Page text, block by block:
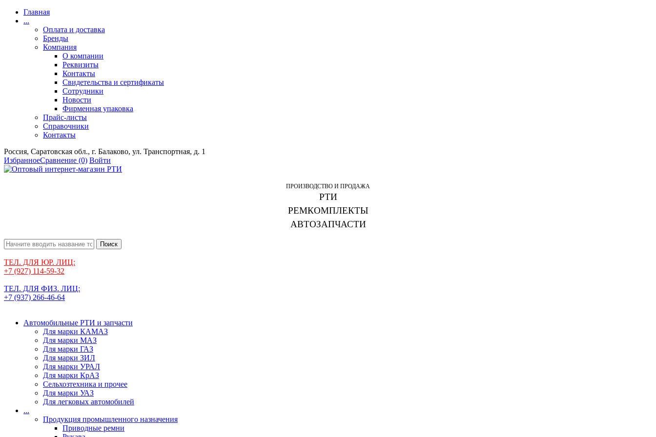
Главная
...
Оплата и доставка
Бренды
Компания
О компании
Реквизиты
Контакты
Свидетельства и сертификаты
Сотрудники
Новости
Фирменная упаковка
Прайс-листы
Справочники
Контакты
Россия, Саратовская обл., г. Балаково, ул. Транспортная, д. 1
ИзбранноеСравнение (0) Войти
ПРОИЗВОДСТВО И ПРОДАЖА
РТИ
РЕМКОМПЛЕКТЫ
АВТОЗАПЧАСТИ
Поиск
ТЕЛ. ДЛЯ ЮР. ЛИЦ:
+7 (927) 114-59-32
ТЕЛ. ДЛЯ ФИЗ. ЛИЦ:
+7 (937) 266-46-64
Автомобильные РТИ и запчасти
Для марки КАМАЗ
Для марки МАЗ
Для марки ГАЗ
Для марки ЗИЛ
Для марки УРАЛ
Для марки КрАЗ
Сельхозтехника и прочее
Для марки УАЗ
Для легковых автомобилей
...
Продукция промышленного назначения
Приводные ремни